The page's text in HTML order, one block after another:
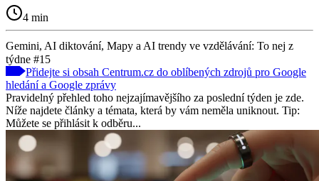
4 min
Gemini, AI diktování, Mapy a AI trendy ve vzdělávání: To nej z
týdne #15
Přidejte si obsah Centrum.cz do oblíbených zdrojů pro Google
hledání a Google zprávy
Pravidelný přehled toho nejzajímavějšího za poslední týden je zde.
Níže najdete články a témata, která by vám neměla uniknout. Tip:
Můžete se přihlásit k odběru...